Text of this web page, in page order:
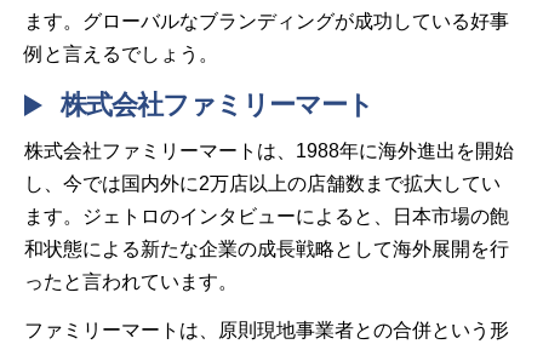
ます。グローバルなブランディングが成功している好事
例と言えるでしょう。
株式会社ファミリーマート
株式会社ファミリーマートは、1988年に海外進出を開始
し、今では国内外に2万店以上の店舗数まで拡大してい
ます。ジェトロのインタビューによると、日本市場の飽
和状態による新たな企業の成長戦略として海外展開を行
ったと言われています。
ファミリーマートは、原則現地事業者との合併という形